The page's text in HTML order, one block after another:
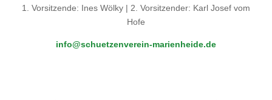
1. Vorsitzende: Ines Wölky | 2. Vorsitzender: Karl Josef vom
Hofe
info@schuetzenverein-marienheide.de